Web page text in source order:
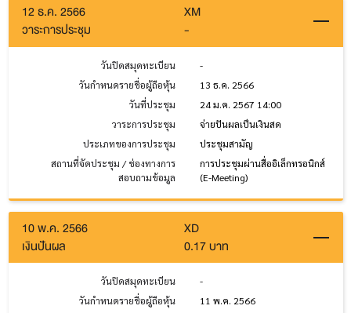
12 ธ.ค. 2566
XM
วาระการประชุม
-
วันปิดสมุดทะเบียน
-
วันกำหนดรายชื่อผู้ถือหุ้น
13 ธ.ค. 2566
วันที่ประชุม
24 ม.ค. 2567 14:00
วาระการประชุม
จ่ายปันผลเป็นเงินสด
ประเภทของการประชุม
ประชุมสามัญ
สถานที่จัดประชุม / ช่องทางการ
สอบถามข้อมูล
การประชุมผ่านสื่ออิเล็กทรอนิกส์
(E-Meeting)
10 พ.ค. 2566
XD
เงินปันผล
0.17 บาท
วันปิดสมุดทะเบียน
-
วันกำหนดรายชื่อผู้ถือหุ้น
11 พ.ค. 2566